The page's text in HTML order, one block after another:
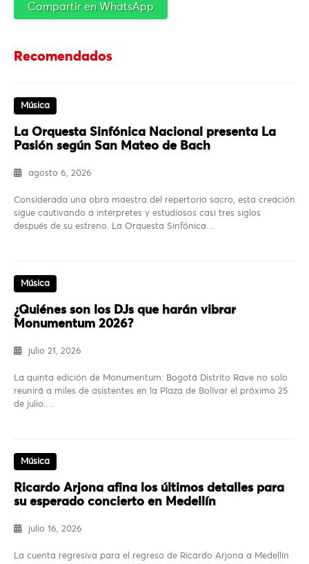
Compartir en WhatsApp
Recomendados
Música
La Orquesta Sinfónica Nacional presenta La
Pasión según San Mateo de Bach
agosto 6, 2026
Considerada una obra maestra del repertorio sacro, esta creación
sigue cautivando a intérpretes y estudiosos casi tres siglos
después de su estreno. La Orquesta Sinfónica…
Música
¿Quiénes son los DJs que harán vibrar
Monumentum 2026?
julio 21, 2026
La quinta edición de Monumentum: Bogotá Distrito Rave no solo
reunirá a miles de asistentes en la Plaza de Bolívar el próximo 25
de julio.…
Música
Ricardo Arjona afina los últimos detalles para
su esperado concierto en Medellín
julio 16, 2026
La cuenta regresiva para el regreso de Ricardo Arjona a Medellín